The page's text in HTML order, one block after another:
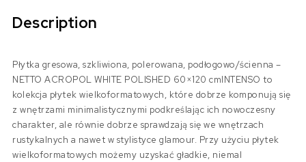
Description
Płytka gresowa, szkliwiona, polerowana, podłogowo/ścienna –
NETTO ACROPOL WHITE POLISHED 60×120 cmINTENSO to
kolekcja płytek wielkoformatowych, które dobrze komponują się
z wnętrzami minimalistycznymi podkreślając ich nowoczesny
charakter, ale równie dobrze sprawdzają się we wnętrzach
rustykalnych a nawet w stylistyce glamour. Przy użyciu płytek
wielkoformatowych możemy uzyskać gładkie, niemal